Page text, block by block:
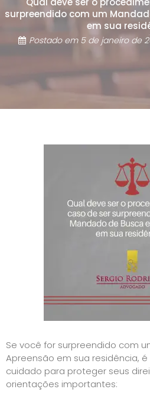
surpreendido com um
em sua
Postado em 5 de janeiro de
Se você for surpreendido com
Apreensão em sua residência,
cuidado para proteger seus
orientações importantes: